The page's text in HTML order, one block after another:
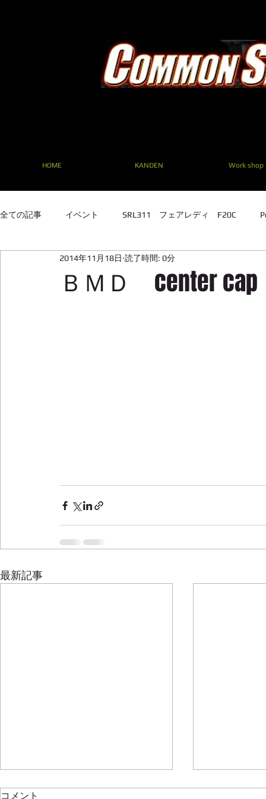
HOME KANDEN Work shop
全ての記事 イベント SRL311 フェアレディ F20C
SRL311 フェアレディ F20C TE27 ２TG
ＢＭＤ center cap
2014年11月18日 読了時間: 0分
最新記事
新年明けましておめでとうご
コメント